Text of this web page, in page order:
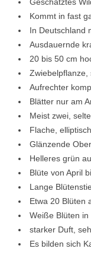
Geschätztes
Kommt in fast
In Deutschland
Ausdauernde
20 bis 50 cm
Zwiebelpflanze,
Aufrechter
Blätter nur am
Meist zwei,
Flache,
Glänzende
Helleres grün
Blüte von April
Lange
Etwa 20 Blüten
Weiße Blüten
starker Duft,
Es bilden sich